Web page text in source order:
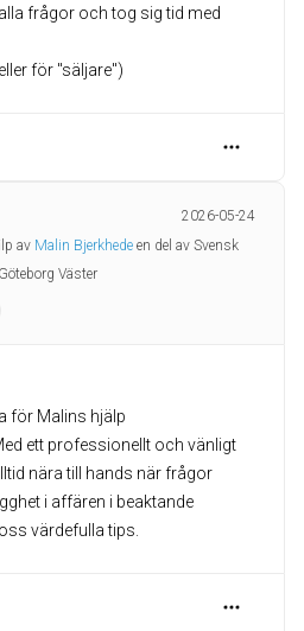
frågor och tog sig tid med
för "säljare")
2026-05-24
av Malin Bjerkhede en del av Svensk
Väster
för Malins hjälp
ett professionellt och vänligt
nära till hands när frågor
i affären i beaktande
värdefulla tips.